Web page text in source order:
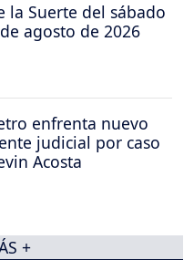
la Suerte del sábado
agosto de 2026
enfrenta nuevo
judicial por caso
Acosta
+